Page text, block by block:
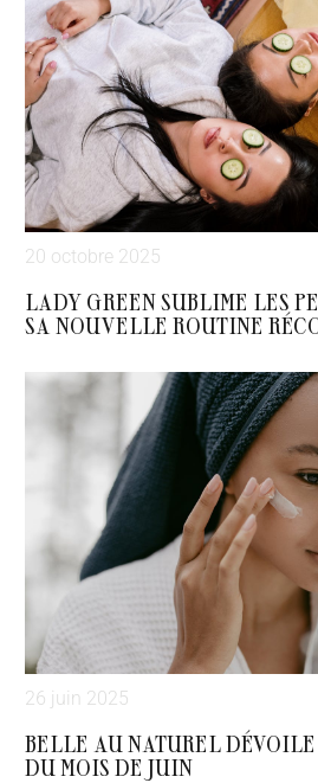
20 octobre 2025
LADY GREEN SUBLIME LES
SA NOUVELLE ROUTINE
26 juin 2025
BELLE AU NATUREL DÉVOILE
DU MOIS DE JUIN